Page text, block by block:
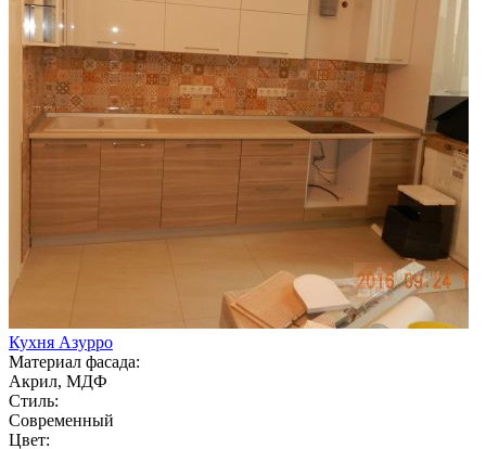
Кухня Азурро
Материал фасада:
Акрил, МДФ
Стиль:
Современный
Цвет: